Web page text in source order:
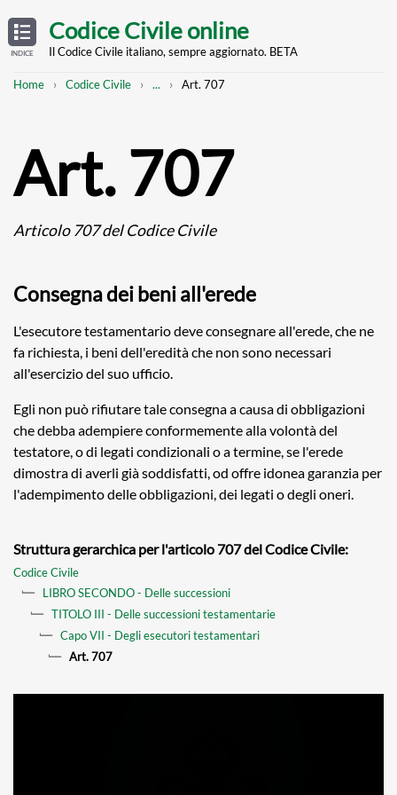
TABLE
OF
CONTENTS
INDICE
main
Codice Civile online
Il Codice Civile italiano, sempre aggiornato. BETA
Breadcrumb
Home Codice Civile
Mostra
... Art. 707
Art. 707
Articolo 707 del Codice Civile
Consegna dei beni all'erede
L'esecutore testamentario deve consegnare all'erede, che ne
fa richiesta, i beni dell'eredità che non sono necessari
all'esercizio del suo ufficio.
Egli non può rifiutare tale consegna a causa di obbligazioni
che debba adempiere conformemente alla volontà del
testatore, o di legati condizionali o a termine, se l'erede
dimostra di averli già soddisfatti, od offre idonea garanzia per
l'adempimento delle obbligazioni, dei legati o degli oneri.
Struttura gerarchica per l'articolo 707 del Codice Civile:
Codice Civile
LIBRO SECONDO - Delle successioni
TITOLO III - Delle successioni testamentarie
Capo VII - Degli esecutori testamentari
Art. 707